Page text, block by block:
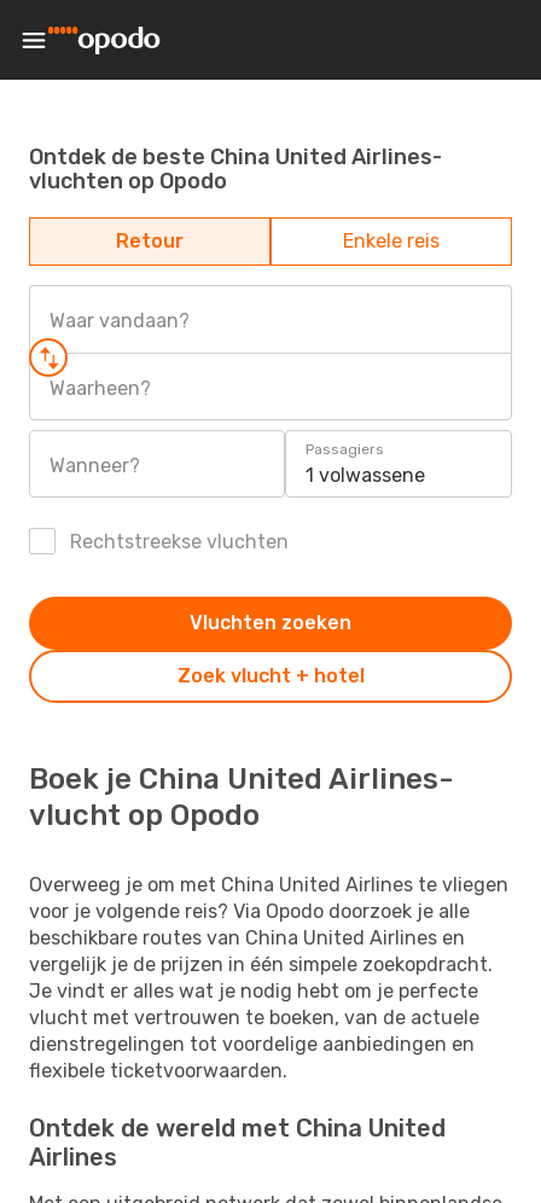
Ontdek de beste China United Airlines-
vluchten op Opodo
Retour Enkele reis
Waar vandaan?
Waarheen?
Wanneer?
Passagiers
1 volwassene
Rechtstreekse vluchten
Zoek vlucht + hotel
Vluchten zoeken
Boek je China United Airlines-
vlucht op Opodo
Overweeg je om met China United Airlines te vliegen
voor je volgende reis? Via Opodo doorzoek je alle
beschikbare routes van China United Airlines en
vergelijk je de prijzen in één simpele zoekopdracht.
Je vindt er alles wat je nodig hebt om je perfecte
vlucht met vertrouwen te boeken, van de actuele
dienstregelingen tot voordelige aanbiedingen en
flexibele ticketvoorwaarden.
Ontdek de wereld met China United
Airlines